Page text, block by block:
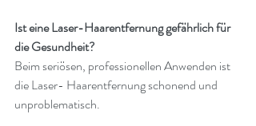
Ist eine Laser-Haarentfernung gefährlich für
die Gesundheit?
Beim seriösen, professionellen Anwenden ist
die Laser- Haarentfernung schonend und
unproblematisch.